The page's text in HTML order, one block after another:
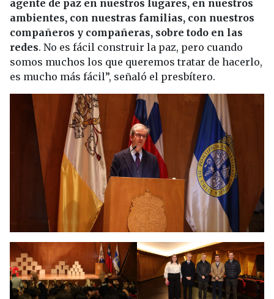
agente de paz en nuestros lugares, en nuestros
ambientes, con nuestras familias, con nuestros
compañeros y compañeras, sobre todo en las
redes. No es fácil construir la paz, pero cuando
somos muchos los que queremos tratar de hacerlo,
es mucho más fácil”, señaló el presbítero.